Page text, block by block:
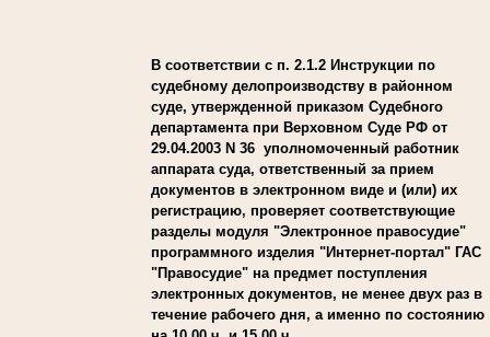
В соответствии с п. 2.1.2 Инструкции по
судебному делопроизводству в районном
суде, утвержденной приказом Судебного
департамента при Верховном Суде РФ от
29.04.2003 N 36 уполномоченный работник
аппарата суда, ответственный за прием
документов в электронном виде и (или) их
регистрацию, проверяет соответствующие
разделы модуля "Электронное правосудие"
программного изделия "Интернет-портал" ГАС
"Правосудие" на предмет поступления
электронных документов, не менее двух раз в
течение рабочего дня, а именно по состоянию